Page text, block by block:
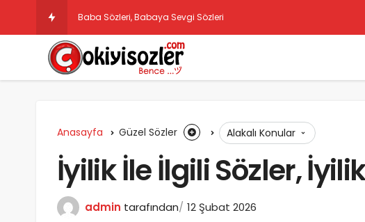
Baba Sözleri, Babaya Sevgi Sözleri
Anasayfa Güzel Sözler Alakalı Konular
İyilik İle İlgili Sözler,
admin tarafından 12 Şubat 2026